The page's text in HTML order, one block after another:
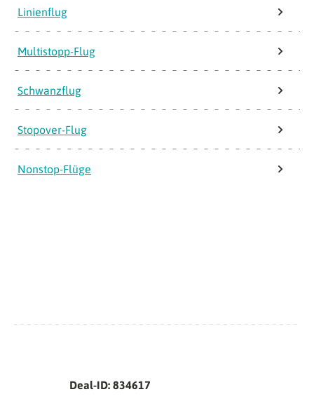
Linienflug
Multistopp-Flug
Schwanzflug
Stopover-Flug
Nonstop-Flüge
Deal-ID: 834617